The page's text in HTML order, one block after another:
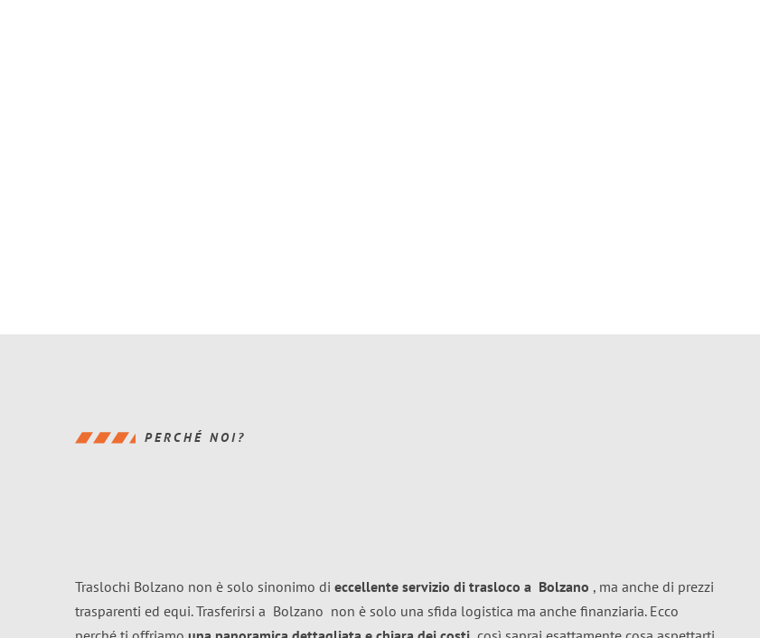
PERCHÉ NOI?
Traslochi Bolzano non è solo sinonimo di eccellente servizio di trasloco a Bolzano , ma anche di prezzi
trasparenti ed equi. Trasferirsi a Bolzano non è solo una sfida logistica ma anche finanziaria. Ecco